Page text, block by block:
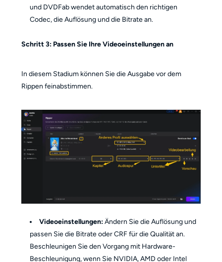
und DVDFab wendet automatisch den richtigen
Codec, die Auflösung und die Bitrate an.
Schritt 3: Passen Sie Ihre Videoeinstellungen an
In diesem Stadium können Sie die Ausgabe vor dem
Rippen feinabstimmen.
Videoeinstellungen:Ändern Sie die Auflösung und
passen Sie die Bitrate oder CRF für die Qualität an.
Beschleunigen Sie den Vorgang mit Hardware-
Beschleunigung, wenn Sie NVIDIA, AMD oder Intel